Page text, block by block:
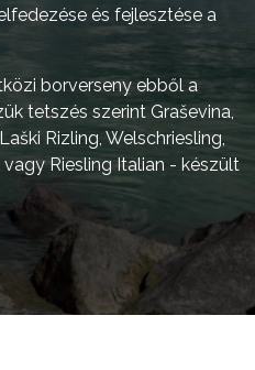
és fejlesztése a
borverseny ebből a
tetszés szerint Graševina,
Rizling, Welschriesling,
Riesling Italian - készült